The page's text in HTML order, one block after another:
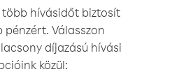
több hívásidőt biztosít
pénzért. Válasszon
díjazású hívási
közül: